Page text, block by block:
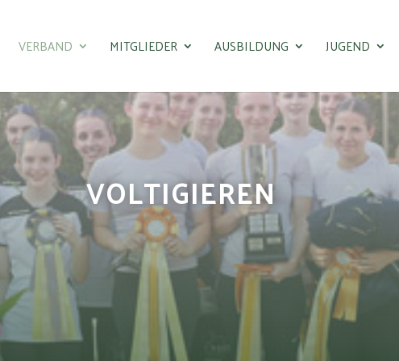
VERBAND MITGLIEDER AUSBILDUNG JUGEND
VOLTIGIEREN